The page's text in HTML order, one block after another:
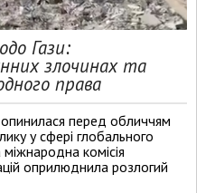
Гази:
злочинах та
права
перед обличчям
у сфері глобального
комісія
оприлюднила розлогий